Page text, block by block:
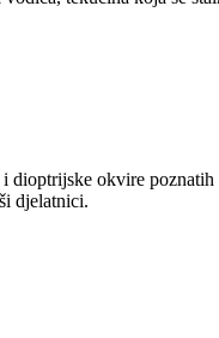
okvire
djelatnici.